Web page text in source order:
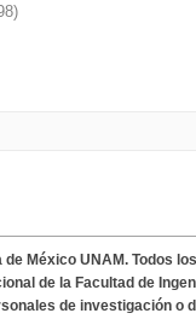
)
México UNAM. Todos
de la Facultad de
de investigación o